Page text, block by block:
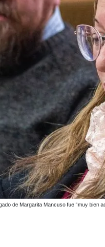
de Margarita Mancuso fue “muy bien